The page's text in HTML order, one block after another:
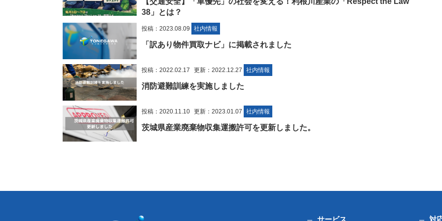
38」とは？
投稿：2023.08.09 社内情報
「訳あり物件買取ナビ」に掲載されました
投稿：2022.02.17 更新：2022.12.27 社内情報
消防避難訓練を実施しました
投稿：2020.11.10 更新：2023.01.07 社内情報
茨城県産業廃棄物収集運搬許可を更新しました。